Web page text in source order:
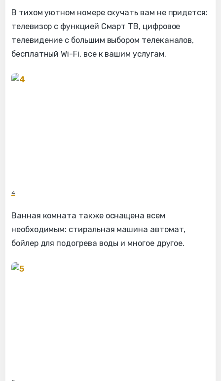
В тихом уютном номере скучать вам не придется:
телевизор с функцией Смарт ТВ, цифровое
телевидение с большим выбором телеканалов,
бесплатный Wi-Fi, все к вашим услугам.
4
Ванная комната также оснащена всем
необходимым: стиральная машина автомат,
бойлер для подогрева воды и многое другое.